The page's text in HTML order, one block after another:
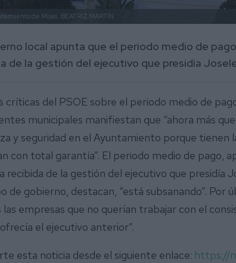
de Mijas. BEATRIZ MARTÍN
local apunta que el periodo medio de
de la gestión del ejecutivo que presidía
críticas del PSOE sobre el periodo medio de
municipales manifiestan que “ahora más
y seguridad en el Ayuntamiento porque tienen
con total garantía”. El periodo medio de pago,
recibida de la gestión del ejecutivo que presidía
de gobierno, destacan, “está subsanando”. Por
las empresas que no querían trabajar con el
el ejecutivo anterior”.
esta noticia desde el siguiente enlace: https://